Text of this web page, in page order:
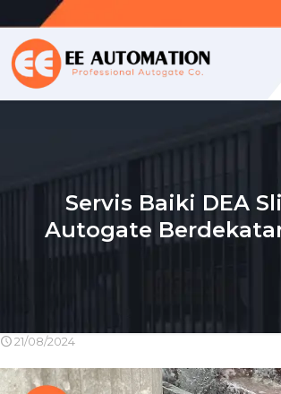
Servis Baiki DEA
Autogate
21/08/2024